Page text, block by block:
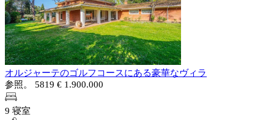
オルジャーテのゴルフコースにある豪華なヴィラ
参照。 5819 € 1.900.000
9 寝室